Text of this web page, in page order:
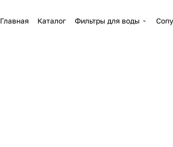
Главная Каталог Фильтры для воды